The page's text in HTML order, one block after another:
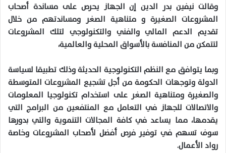
وقالت نيفين بدر الدين إن الجهاز يحرص على مساندة أصحاب
المشروعات الصغيرة و متناهية الصغر ومساندتهم من خلال
تقديم الدعم المالي والفني والتكنولوجي لتلك المشروعات
لتتمكن من المنافسة بالأسواق المحلية والعالمية،
وبما يتوافق مع النظم التكنولوجية الحديثة وذلك تطبيقا لسياسة
الدولة وتوجهات الحكومة من أجل تشجيع المشروعات المتوسطة
والصغيرة ومتناهية الصغر على استخدام تكنولوجيا المعلومات
والاتصالات للجهاز في التعامل مع المنتفعين من البرامج التي
يقدمها، مما يساعد في كافة المجالات التنموية والتي بدورها
سوف تسهم في توفير فرص أفضل لأصحاب المشروعات وخاصة
رواد الأعمال.